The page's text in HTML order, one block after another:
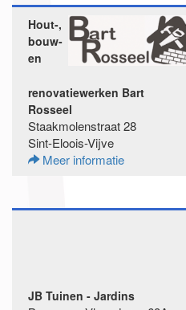
Hout-,
bouw-
en
renovatiewerken Bart
Rosseel
Staakmolenstraat 28
Sint-Eloois-Vijve
Meer informatie
JB Tuinen - Jardins